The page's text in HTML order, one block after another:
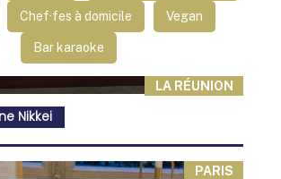
Chef·fes à domicile Vegan
Bar karaoke
LA RÉUNION
Nikkei
PARIS